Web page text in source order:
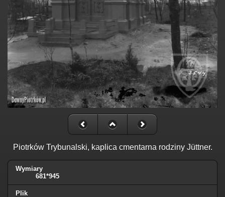
Piotrków Trybunalski, kaplica cmentarna rodziny Jüttner.
Wymiary
681*945
Plik